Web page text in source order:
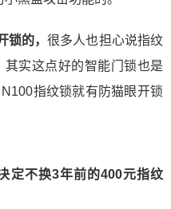
锁的，很多人也担心说指纹
实这点好的智能门锁也是
指纹锁就有防猫眼开锁
定不换3年前的400元指纹